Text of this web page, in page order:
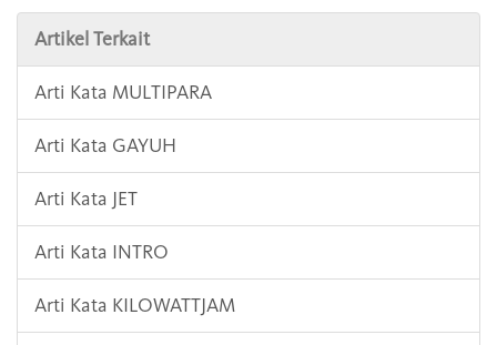
Artikel Terkait
Arti Kata MULTIPARA
Arti Kata GAYUH
Arti Kata JET
Arti Kata INTRO
Arti Kata KILOWATTJAM